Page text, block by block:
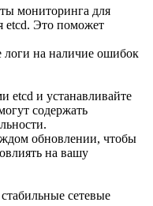
мониторинга для
etcd. Это поможет
логи на наличие ошибок
etcd и устанавливайте
содержать
обновлении, чтобы
на вашу
сетевые